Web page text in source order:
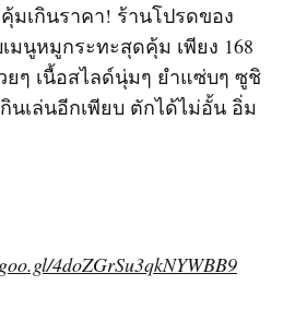
มเกินราคา! ร้านโปรดของ
มนูหมูกระทะสุดคุ้ม เพียง 168
ๆ เนื้อสไลด์นุ่มๆ ยำแซ่บๆ ซูชิ
นเล่นอีกเพียบ ตักได้ไม่อั้น อิ่ม
4doZGrSu3qkNYWBB9